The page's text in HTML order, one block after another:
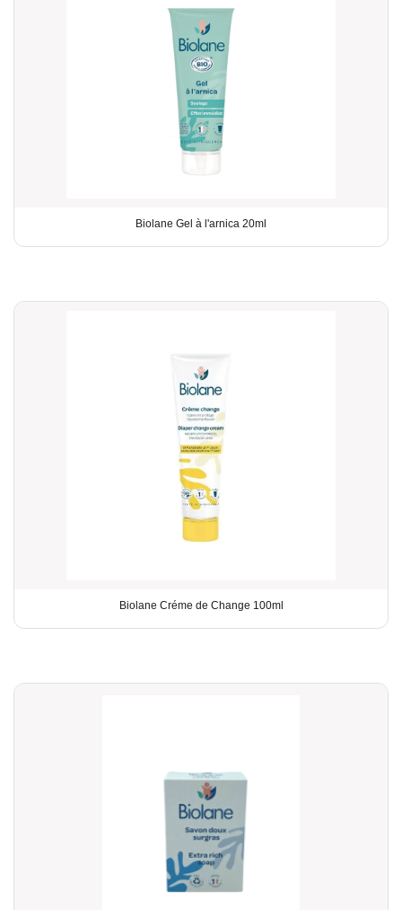
Biolane Gel à l'arnica 20ml
Biolane Créme de Change 100ml